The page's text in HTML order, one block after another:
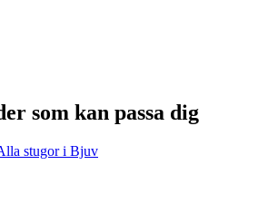
som kan passa dig
stugor i Bjuv